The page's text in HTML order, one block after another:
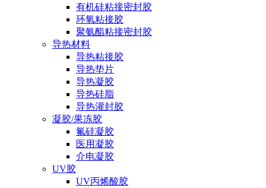
有机硅粘接密封胶
环氧粘接胶
聚氨酯粘接密封胶
导热材料
导热粘接胶
导热垫片
导热凝胶
导热硅脂
导热灌封胶
凝胶/果冻胶
氟硅凝胶
医用凝胶
介电凝胶
UV胶
UV丙烯酸胶